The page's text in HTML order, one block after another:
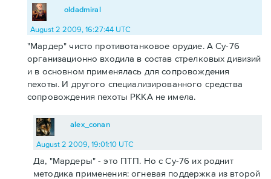
oldadmiral
August 2 2009, 16:27:44 UTC
"Мардер" чисто противотанковое орудие. А Су-76
организационно входила в состав стрелковых дивизий
и в основном применялась для сопровождения
пехоты. И другого специализированного средства
сопровождения пехоты РККА не имела.
alex_conan
August 2 2009, 19:01:10 UTC
Да, "Мардеры" - это ПТП. Но с Су-76 их роднит
методика применения: огневая поддержка из второй